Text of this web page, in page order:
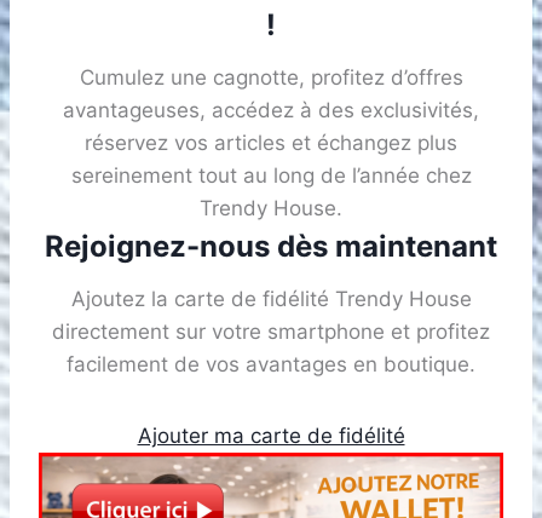
!
Cumulez une cagnotte, profitez d’offres
avantageuses, accédez à des exclusivités,
réservez vos articles et échangez plus
sereinement tout au long de l’année chez
Trendy House.
Rejoignez-nous dès maintenant
Ajoutez la carte de fidélité Trendy House
directement sur votre smartphone et profitez
facilement de vos avantages en boutique.
Ajouter ma carte de fidélité